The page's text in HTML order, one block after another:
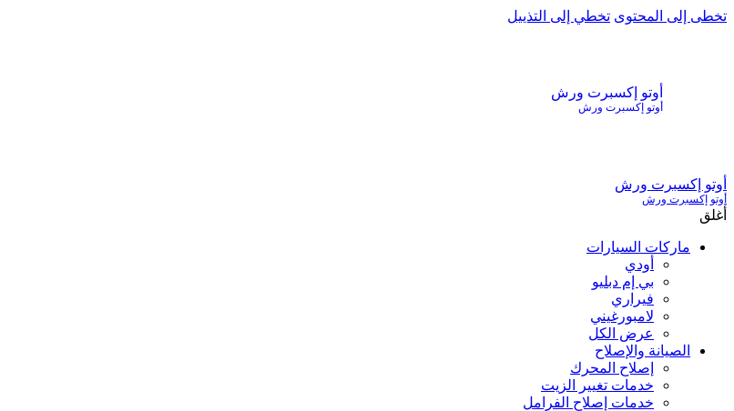
تخطى إلى المحتوى تخطي إلى التذييل
أوتو إكسبرت ورش
أوتو إكسبرت ورش
أوتو إكسبرت ورش
أوتو إكسبرت ورش
أغلق
ماركات السيارات
أودي
بي إم دبليو
فيراري
لامبورغيني
عرض الكل
الصيانة والإصلاح
إصلاح المحرك
خدمات تغيير الزيت
خدمات إصلاح الفرامل